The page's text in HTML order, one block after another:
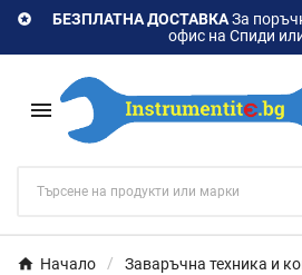
 БЕЗПЛАТНА ДОСТАВКАЗа
офис на Спиди

Начало Заваръчна техника и